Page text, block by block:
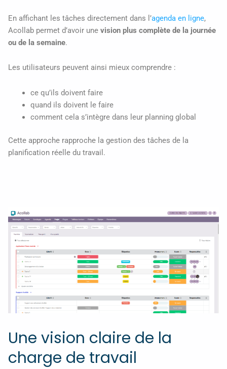
En affichant les tâches directement dans l’agenda en ligne,
Acollab permet d’avoir une vision plus complète de la journée
ou de la semaine.
Les utilisateurs peuvent ainsi mieux comprendre :
ce qu’ils doivent faire
quand ils doivent le faire
comment cela s’intègre dans leur planning global
Cette approche rapproche la gestion des tâches de la
planification réelle du travail.
Une vision claire de la
charge de travail